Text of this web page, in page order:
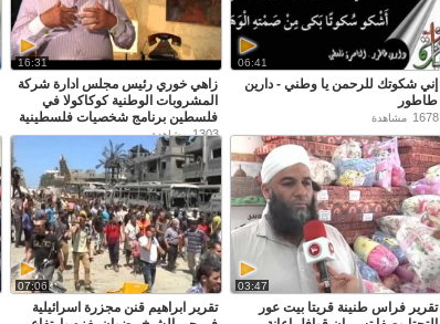
06:41
إني شكوتك للرحمن يا وطني - دارين
طاطور
1678 مشاهدة
16:31
زاهي خوري رئيس مجلس ادارة شركة
المشروبات الوطنية كوكاكولا في
فلسطين برنامج شخصيات فلسطينية
1303مشاهدة
03:47
تقرير فراس طنينة قريتا بيت عور
07:06
تقرير ابراهيم قنن مجزرة اسرائيلية